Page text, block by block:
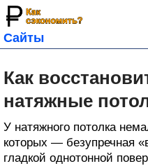
Сайты
Как
натяжные
У натяжного потолка
которых — безупречная
гладкой однотонной